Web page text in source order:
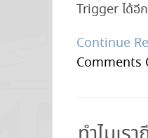
Trigger ได้อี
Continue
Comments